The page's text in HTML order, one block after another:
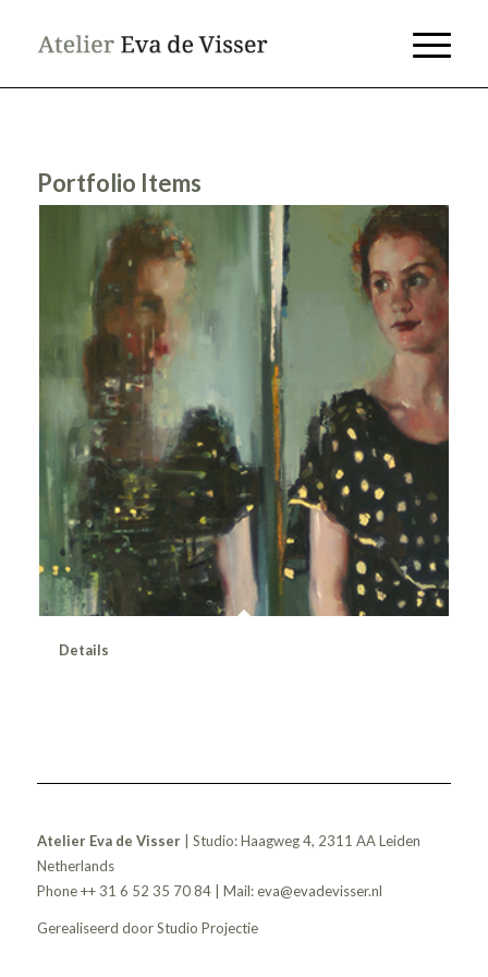
Portfolio Items
Details
Atelier Eva de Visser| Studio: Haagweg 4, 2311 AA Leiden
Netherlands
Phone ++ 31 6 52 35 70 84 | Mail:eva@evadevisser.nl
Gerealiseerd doorStudio Projectie